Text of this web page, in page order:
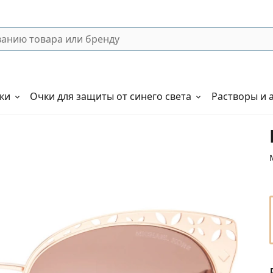
Очки для защиты от синего света Растворы и